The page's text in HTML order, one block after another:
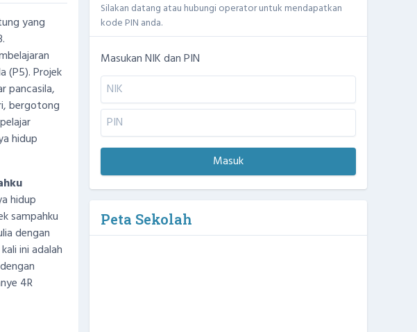
yang
(P5). Projek
pancasila,
bergotong
hidup
hidup
sampahku
dengan
ini adalah
4R
Silakan datang atau hubungi operator untuk mendapatkan
kode PIN anda.
Masukan NIK dan PIN
Masuk
Peta Sekolah